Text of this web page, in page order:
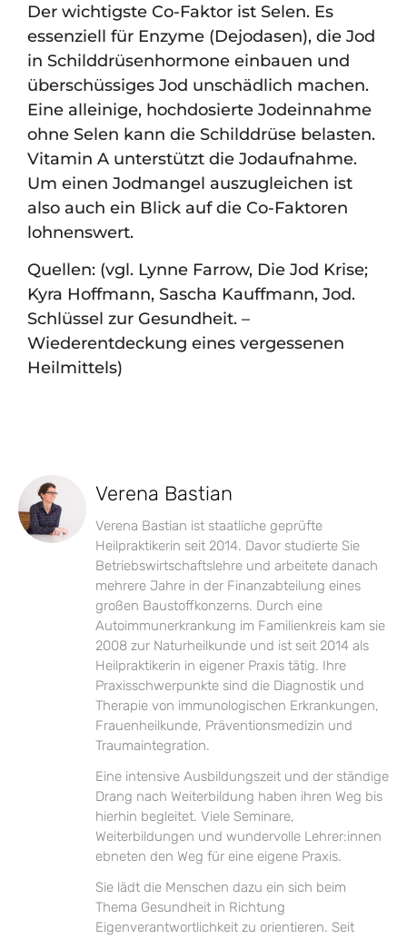
Der wichtigste Co-Faktor ist Selen. Es
essenziell für Enzyme (Dejodasen), die Jod
in Schilddrüsenhormone einbauen und
überschüssiges Jod unschädlich machen.
Eine alleinige, hochdosierte Jodeinnahme
ohne Selen kann die Schilddrüse belasten.
Vitamin A unterstützt die Jodaufnahme.
Um einen Jodmangel auszugleichen ist
also auch ein Blick auf die Co-Faktoren
lohnenswert.
Quellen: (vgl. Lynne Farrow, Die Jod Krise;
Kyra Hoffmann, Sascha Kauffmann, Jod.
Schlüssel zur Gesundheit. –
Wiederentdeckung eines vergessenen
Heilmittels)
Verena Bastian
Verena Bastian ist staatliche geprüfte
Heilpraktikerin seit 2014. Davor studierte Sie
Betriebswirtschaftslehre und arbeitete danach
mehrere Jahre in der Finanzabteilung eines
großen Baustoffkonzerns. Durch eine
Autoimmunerkrankung im Familienkreis kam sie
2008 zur Naturheilkunde und ist seit 2014 als
Heilpraktikerin in eigener Praxis tätig. Ihre
Praxisschwerpunkte sind die Diagnostik und
Therapie von immunologischen Erkrankungen,
Frauenheilkunde, Präventionsmedizin und
Traumaintegration.
Eine intensive Ausbildungszeit und der ständige
Drang nach Weiterbildung haben ihren Weg bis
hierhin begleitet. Viele Seminare,
Weiterbildungen und wundervolle Lehrer:innen
ebneten den Weg für eine eigene Praxis.
Sie lädt die Menschen dazu ein sich beim
Thema Gesundheit in Richtung
Eigenverantwortlichkeit zu orientieren. Seit